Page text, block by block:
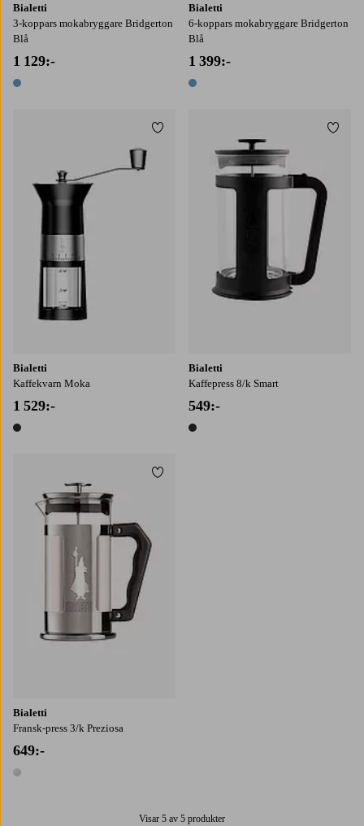
Bialetti
3-koppars mokabryggare Bridgerton
Blå
1 129:-
1 färg
Bialetti
6-koppars mokabryggare Bridgerton
Blå
1 399:-
1 färg
Bialetti
Kaffekvarn Moka
1 529:-
1 färg
Lägg till i favoriter
Bialetti
Kaffepress 8/k Smart
549:-
1 färg
Bialetti
Fransk-press 3/k Preziosa
649:-
1 färg
Lägg till i favoriter
Visar 5 av 5 produkter